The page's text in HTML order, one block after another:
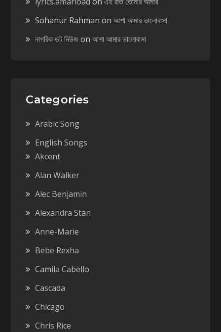
Sohanur Rahman onআশা আমার ভালোবাসা
নাগরিক ডট নিউজonআশা আমার ভালোবাসা
Categories
Arabic Song
English Songs
Akcent
Alan Walker
Alec Benjamin
Alexandra Stan
Anne-Marie
Bebe Rexha
Camila Cabello
Cascada
Chicago
Chris Rice